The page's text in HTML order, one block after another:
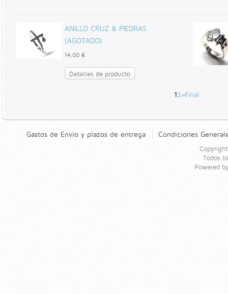
ANILLO CRUZ & PIEDRAS
(AGOTADO)
14,00 €
Detalles de producto
12»Final
Gastos de Envío y plazos de entrega Condiciones
Todos
Powered